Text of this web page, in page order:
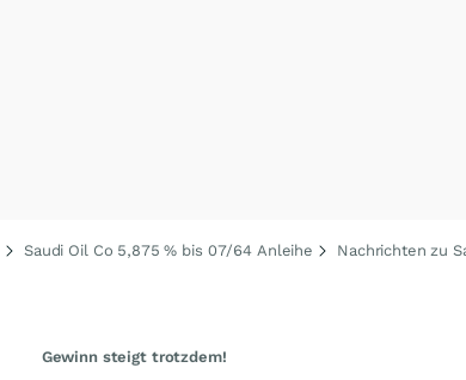
Saudi Oil Co 5,875 % bis 07/64 Anleihe Nachrichten zu
Gewinn steigt trotzdem!